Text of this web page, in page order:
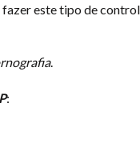
este tipo de
.
: